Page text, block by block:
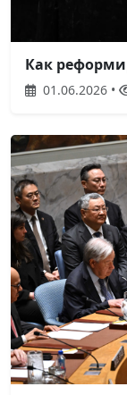
Как
01.06.2026 •